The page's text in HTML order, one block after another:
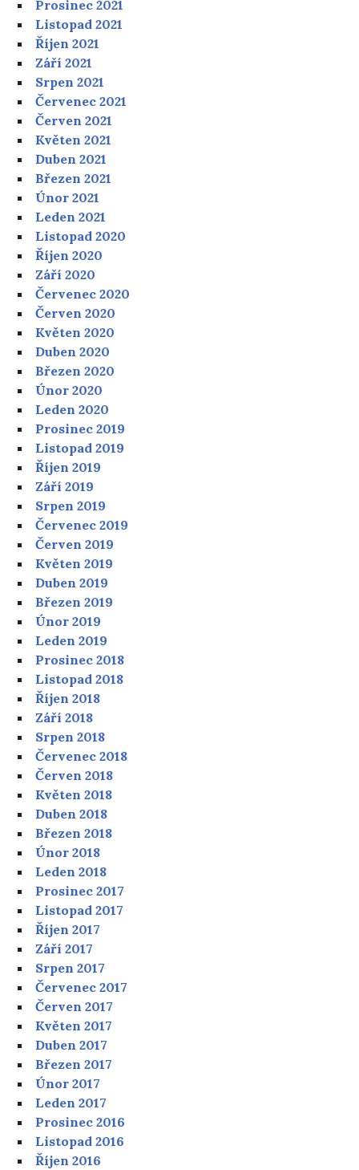
Prosinec 2021
Listopad 2021
Říjen 2021
Září 2021
Srpen 2021
Červenec 2021
Červen 2021
Květen 2021
Duben 2021
Březen 2021
Únor 2021
Leden 2021
Listopad 2020
Říjen 2020
Září 2020
Červenec 2020
Červen 2020
Květen 2020
Duben 2020
Březen 2020
Únor 2020
Leden 2020
Prosinec 2019
Listopad 2019
Říjen 2019
Září 2019
Srpen 2019
Červenec 2019
Červen 2019
Květen 2019
Duben 2019
Březen 2019
Únor 2019
Leden 2019
Prosinec 2018
Listopad 2018
Říjen 2018
Září 2018
Srpen 2018
Červenec 2018
Červen 2018
Květen 2018
Duben 2018
Březen 2018
Únor 2018
Leden 2018
Prosinec 2017
Listopad 2017
Říjen 2017
Září 2017
Srpen 2017
Červenec 2017
Červen 2017
Květen 2017
Duben 2017
Březen 2017
Únor 2017
Leden 2017
Prosinec 2016
Listopad 2016
Říjen 2016